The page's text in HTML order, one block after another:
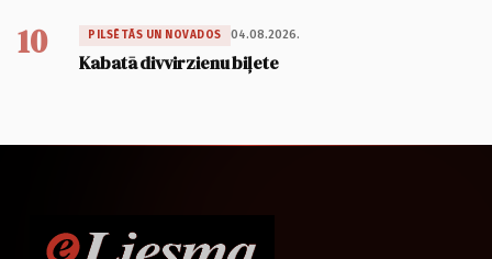
10 PILSĒTĀS UN NOVADOS 04.08.2026.
Kabatā divvirzienu biļete